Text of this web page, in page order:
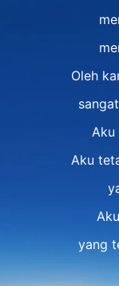
Oleh
Aku
Aku
yang